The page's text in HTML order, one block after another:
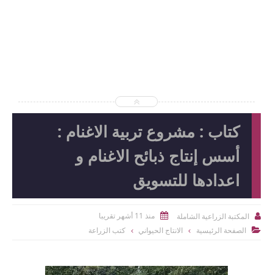
كتاب : مشروع تربية الاغنام :
أسس إنتاج ذبائح الاغنام و
اعدادها للتسويق
 المكتبة الزراعية الشاملة  منذ 11 أشهر تقريبا
 الصفحة الرئيسية الانتاج الحيواني كتب الزراعة